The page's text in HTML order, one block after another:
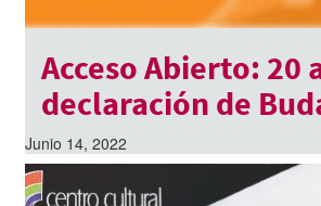
Acceso Abierto: 20
declaración de
Junio 14, 2022